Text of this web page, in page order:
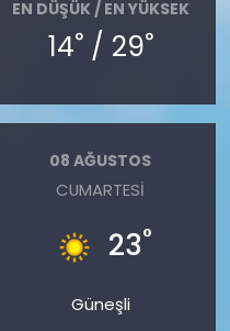
EN DÜŞÜK / EN YÜKSEK
14°/ 29°
08 AĞUSTOS
CUMARTESI
23°
Güneşli